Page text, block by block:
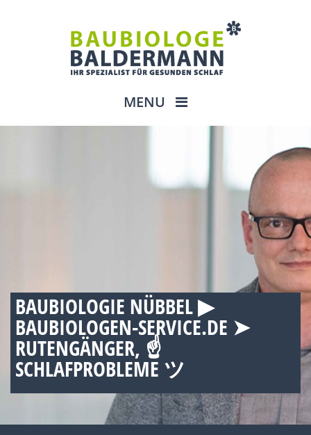
MENU
BAUBIOLOGIE NÜBBEL ▶︎
BAUBIOLOGEN-SERVICE.DE ➤
RUTENGÄNGER, ☝
SCHLAFPROBLEME ツ